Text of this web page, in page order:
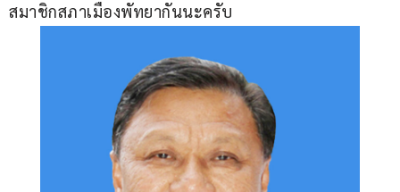
สมาชิกสภาเมืองพัทยากันนะครับ